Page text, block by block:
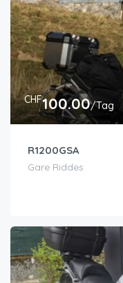
CHF100.00/Tag
R1200GSA
Gare Riddes